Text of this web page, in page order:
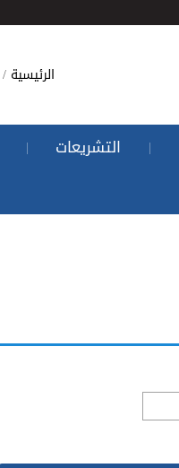
الرئيسية
| التشريعات |